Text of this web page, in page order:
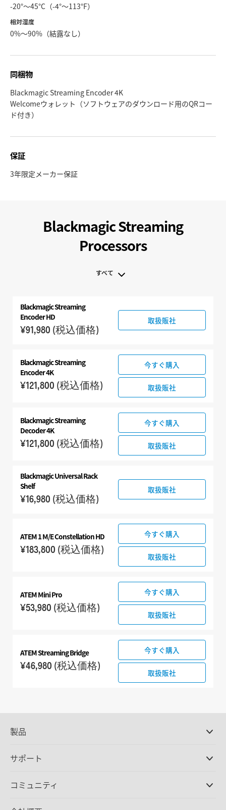
-20°〜45°C（-4°〜113°F）
相対湿度
0%〜90%（結露なし）
同梱物
Blackmagic Streaming Encoder 4K
Welcomeウォレット（ソフトウェアのダウンロード用のQRコー
ド付き）
保証
3年限定メーカー保証
Blackmagic Streaming
Processors
すべて
Blackmagic Streaming Processors
BlackmagicStreaming
Encoder HD
¥91,980 (税込価格)
取扱販社
BlackmagicStreaming
Encoder 4K
¥121,800 (税込価格)
今すぐ購入
取扱販社
BlackmagicStreaming
Decoder 4K
¥121,800 (税込価格)
今すぐ購入
取扱販社
Blackmagic Universal Rack
Shelf
¥16,980 (税込価格)
取扱販社
ATEM 1 M/E Constellation HD
¥183,800 (税込価格)
今すぐ購入
取扱販社
ATEM Mini Pro
¥53,980 (税込価格)
今すぐ購入
取扱販社
ATEM Streaming Bridge
¥46,980 (税込価格)
今すぐ購入
取扱販社
製品
DaVinci Resolve/Fusion
ATEMプロダクション
サポート
サポートセンター
コミュニティ